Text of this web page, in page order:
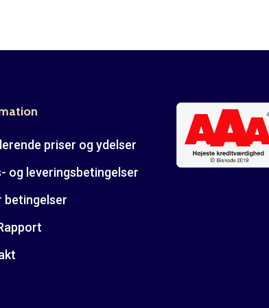
priser og ydelser
og leveringsbetingelser
betingelser